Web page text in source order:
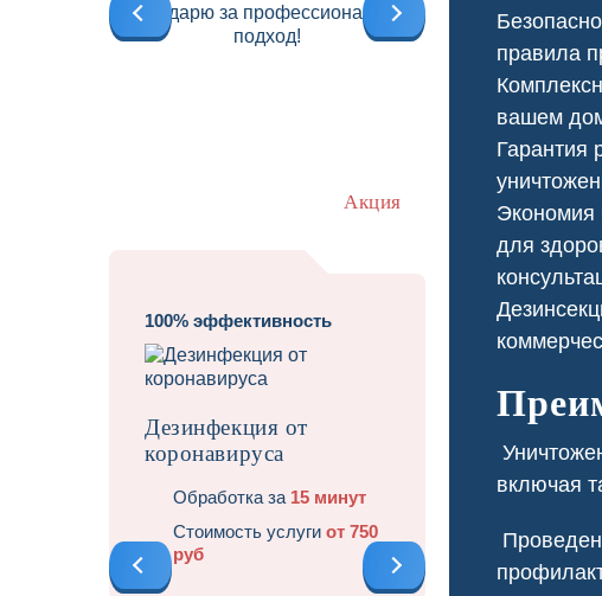
Благодарю за профессиональный
подход!
Акция
100% эффективность
Дезинфекция от
коронавируса
Обработка за 15 минут
Стоимость услуги от 750
руб
правила
вашем
Гарантия
Экономия
для
включая